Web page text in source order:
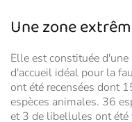
Une zone
Elle est constituée
d'accueil idéal pour la
ont été recensées dont
espèces animales. 36
et 3 de libellules ont été